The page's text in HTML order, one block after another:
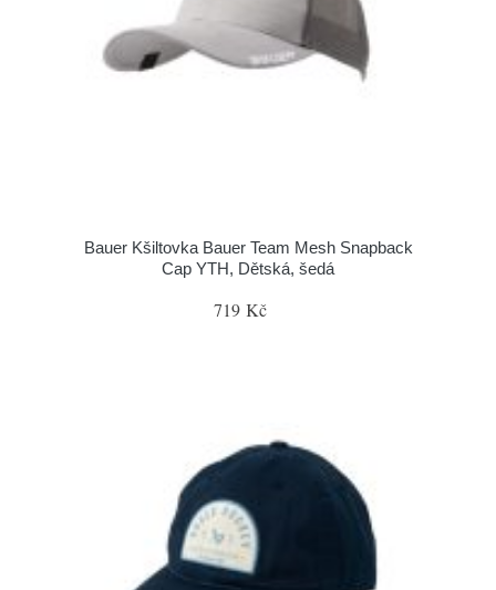
Bauer Kšiltovka Bauer Team Mesh Snapback
Cap YTH, Dětská, šedá
719 Kč